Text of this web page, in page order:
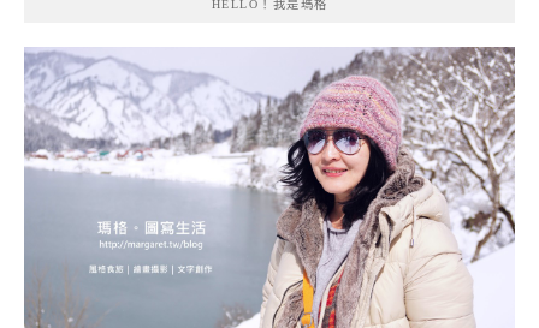
HELLO！我是瑪格